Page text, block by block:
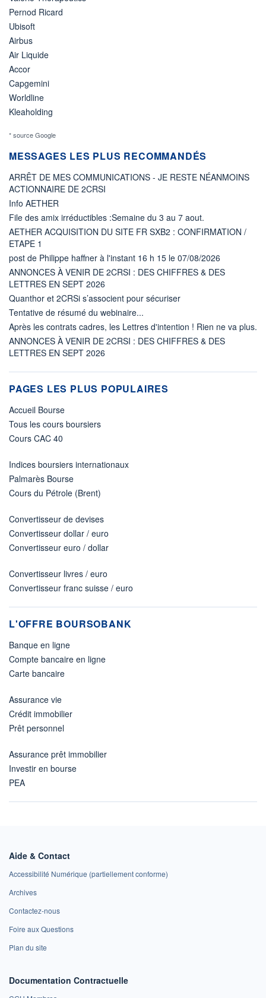
Pernod Ricard
Ubisoft
Airbus
Air Liquide
Accor
Capgemini
Worldline
Kleaholding
* source Google
MESSAGES LES PLUS RECOMMANDÉS
ARRÊT DE MES COMMUNICATIONS - JE RESTE NÉANMOINS
ACTIONNAIRE DE 2CRSI
Info AETHER
File des amix irréductibles :Semaine du 3 au 7 aout.
AETHER ACQUISITION DU SITE FR SXB2 : CONFIRMATION /
ETAPE 1
post de Philippe haffner à l'instant 16 h 15 le 07/08/2026
ANNONCES À VENIR DE 2CRSI : DES CHIFFRES & DES
LETTRES EN SEPT 2026
Quanthor et 2CRSi s’associent pour sécuriser
Tentative de résumé du webinaire...
Après les contrats cadres, les Lettres d'intention ! Rien ne va plus.
ANNONCES À VENIR DE 2CRSI : DES CHIFFRES & DES
LETTRES EN SEPT 2026
PAGES LES PLUS POPULAIRES
Accueil Bourse
Tous les cours boursiers
Cours CAC 40
Indices boursiers internationaux
Palmarès Bourse
Cours du Pétrole (Brent)
Convertisseur de devises
Convertisseur dollar / euro
Convertisseur euro / dollar
Convertisseur livres / euro
Convertisseur franc suisse / euro
L'OFFRE BOURSOBANK
Banque en ligne
Compte bancaire en ligne
Carte bancaire
Assurance vie
Crédit immobilier
Prêt personnel
Assurance prêt immobilier
Investir en bourse
PEA
Aide & Contact
Accessibilité Numérique (partiellement conforme)
Archives
Contactez-nous
Foire aux Questions
Plan du site
Documentation Contractuelle